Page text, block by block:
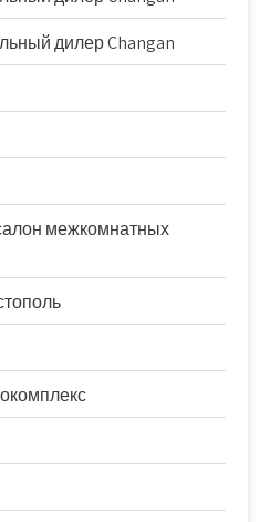
дилер Changan
межкомнатных